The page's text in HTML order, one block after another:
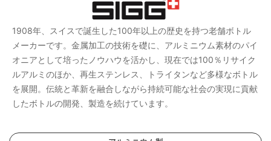
1908年、スイスで誕生した100年以上の歴史を持つ老舗ボトル
メーカーです。金属加工の技術を礎に、アルミニウム素材のパイ
オニアとして培ったノウハウを活かし、現在では100％リサイク
ルアルミのほか、再生ステンレス、トライタンなど多様なボトル
を展開。伝統と革新を融合しながら持続可能な社会の実現に貢献
したボトルの開発、製造を続けています。